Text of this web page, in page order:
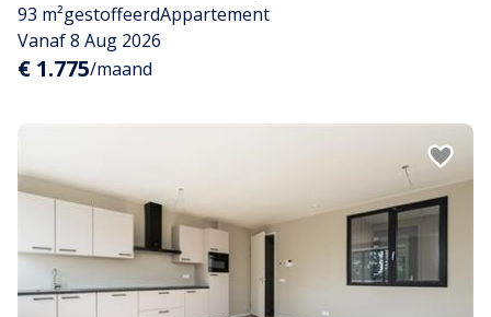
93 m²gestoffeerdAppartement
Vanaf 8 Aug 2026
€ 1.775/maand